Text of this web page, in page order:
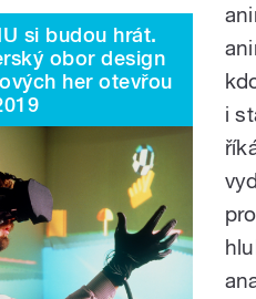
si budou hrát.
obor design
her otevřou
i